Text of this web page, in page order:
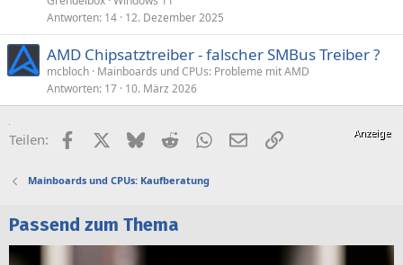
Antworten 14 12. Dezember 2025
AMD Chipsatztreiber - falscher SMBus Treiber ?
mcbloch Mainboards und CPUs: Probleme mit AMD
Antworten 17 10. März 2026
Teilen: FacebookX (Twitter)
BlueskyRedditWhatsApp
E-MailLink
Mainboards und CPUs: Kaufberatung
Passend zum Thema